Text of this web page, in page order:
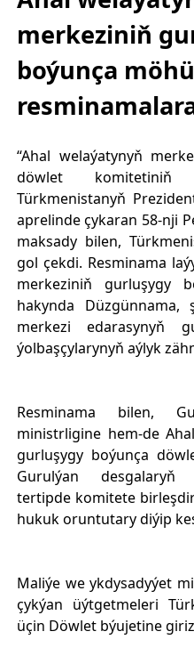
merkeziniň
boýunça
“Ahal welaýatynyň
döwlet komitetiniň
Türkmenistanyň
aprelinde çykaran 58-nji
maksady bilen,
gol çekdi. Resminama
merkeziniň gurluşygy
hakynda
merkezi edarasynyň
ýolbaşçylarynyň aýlyk
Resminama bilen,
ministrligine hem-de
gurluşygy boýunça
Gurulýan desgalaryň
tertipde komitete
hukuk oruntutary diýip
Maliýe we ykdysadyýet
çykýan üýtgetmeleri
üçin Döwlet býujetine